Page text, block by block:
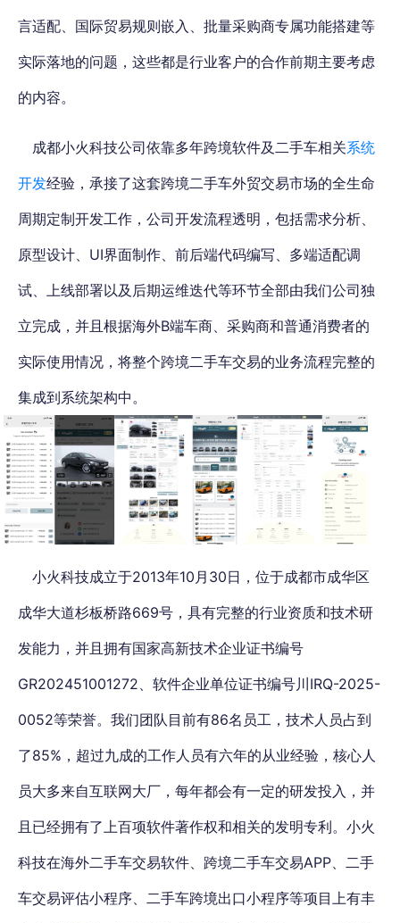
言适配、国际贸易规则嵌入、批量采购商专属功能搭建等
实际落地的问题，这些都是行业客户的合作前期主要考虑
的内容。
成都小火科技公司依靠多年跨境软件及二手车相关系统
开发经验，承接了这套跨境二手车外贸交易市场的全生命
周期定制开发工作，公司开发流程透明，包括需求分析、
原型设计、UI界面制作、前后端代码编写、多端适配调
试、上线部署以及后期运维迭代等环节全部由我们公司独
立完成，并且根据海外B端车商、采购商和普通消费者的
实际使用情况，将整个跨境二手车交易的业务流程完整的
集成到系统架构中。
小火科技成立于2013年10月30日，位于成都市成华区
成华大道杉板桥路669号，具有完整的行业资质和技术研
发能力，并且拥有国家高新技术企业证书编号
GR202451001272、软件企业单位证书编号川IRQ-2025-
0052等荣誉。我们团队目前有86名员工，技术人员占到
了85%，超过九成的工作人员有六年的从业经验，核心人
员大多来自互联网大厂，每年都会有一定的研发投入，并
且已经拥有了上百项软件著作权和相关的发明专利。小火
科技在海外二手车交易软件、跨境二手车交易APP、二手
车交易评估小程序、二手车跨境出口小程序等项目上有丰